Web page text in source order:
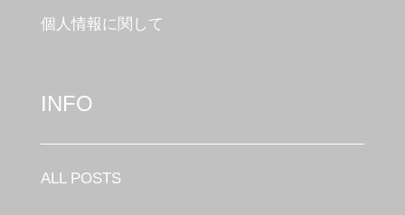
個人情報に関して
INFO
ALL POSTS